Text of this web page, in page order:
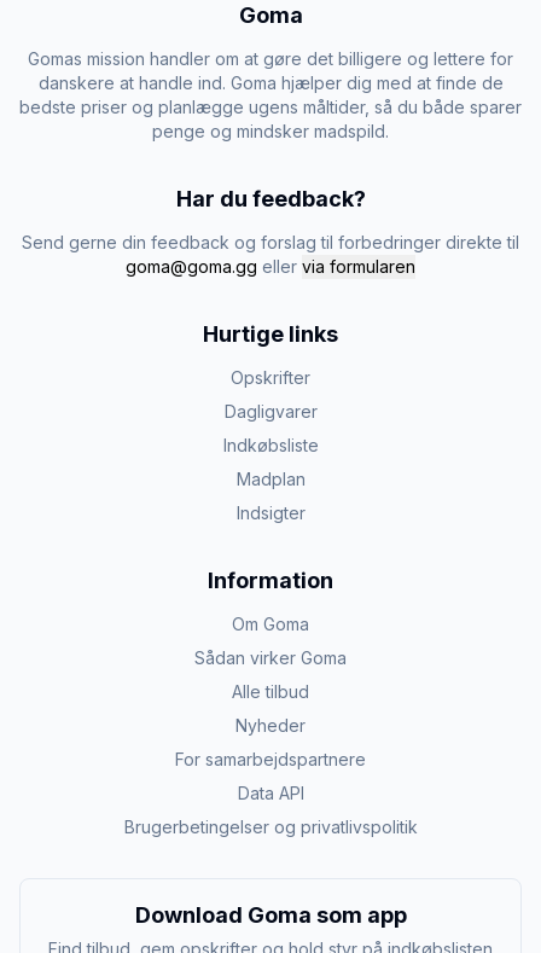
Goma
Gomas mission handler om at gøre det billigere og lettere for
danskere at handle ind. Goma hjælper dig med at finde de
bedste priser og planlægge ugens måltider, så du både sparer
penge og mindsker madspild.
Har du feedback?
Send gerne din feedback og forslag til forbedringer direkte til
goma@goma.gg eller via formularen
Hurtige links
Opskrifter
Dagligvarer
Indkøbsliste
Madplan
Indsigter
Information
Om Goma
Sådan virker Goma
Alle tilbud
Nyheder
For samarbejdspartnere
Data API
Brugerbetingelser og privatlivspolitik
Download Goma som app
Find tilbud, gem opskrifter og hold styr på indkøbslisten